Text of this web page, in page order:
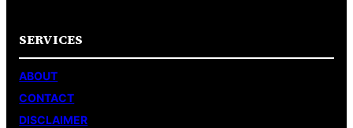
SERVICES
ABOUT
CONTACT
DISCLAIMER